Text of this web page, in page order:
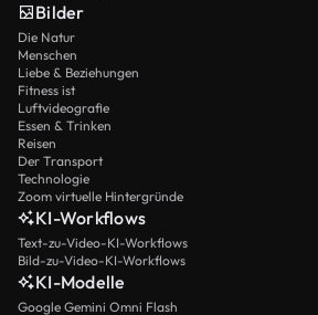
Bilder
Die Natur
Menschen
Liebe & Beziehungen
Fitness ist
Luftvideografie
Essen & Trinken
Reisen
Der Transport
Technologie
Zoom virtuelle Hintergründe
KI-Workflows
Text-zu-Video-KI-Workflows
Bild-zu-Video-KI-Workflows
KI-Modelle
Google Gemini Omni Flash